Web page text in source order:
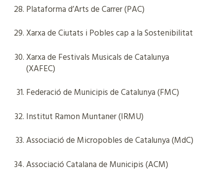
Plataforma d’Arts de Carrer (PAC)
Xarxa de Ciutats i Pobles cap a la Sostenibilitat
Xarxa de Festivals Musicals de Catalunya
(XAFEC)
Federació de Municipis de Catalunya (FMC)
Institut Ramon Muntaner (IRMU)
Associació de Micropobles de Catalunya (MdC)
Associació Catalana de Municipis (ACM)